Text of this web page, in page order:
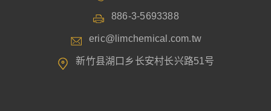
886-3-5693388
eric@limchemical.com.tw
新竹县湖口乡长安村长兴路51号